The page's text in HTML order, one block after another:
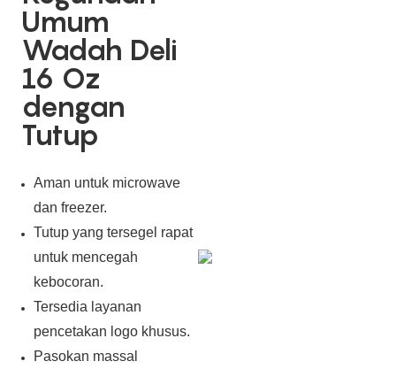
Umum
Wadah Deli
16 Oz
dengan
Tutup
Aman untuk microwave
dan freezer.
Tutup yang tersegel rapat
untuk mencegah
kebocoran.
Tersedia layanan
pencetakan logo khusus.
Pasokan massal